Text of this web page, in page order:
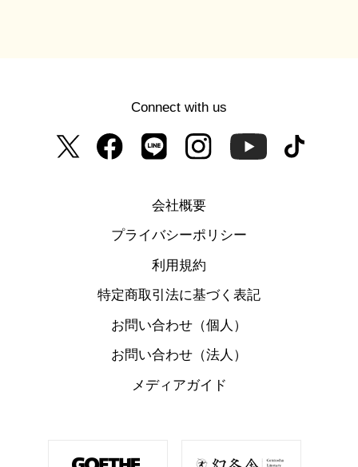
Connect with us
会社概要
プライバシーポリシー
利用規約
特定商取引法に基づく表記
お問い合わせ（個人）
お問い合わせ（法人）
メディアガイド